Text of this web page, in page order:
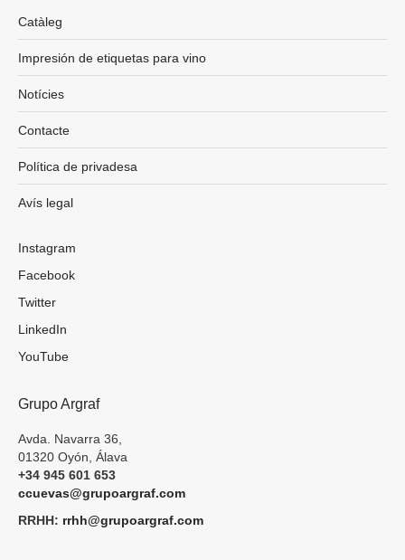
Catàleg
Impresión de etiquetas para vino
Notícies
Contacte
Política de privadesa
Avís legal
Instagram
Facebook
Twitter
LinkedIn
YouTube
Grupo Argraf
Avda. Navarra 36,
01320 Oyón, Álava
+34 945 601 653
ccuevas@grupoargraf.com
RRHH: rrhh@grupoargraf.com